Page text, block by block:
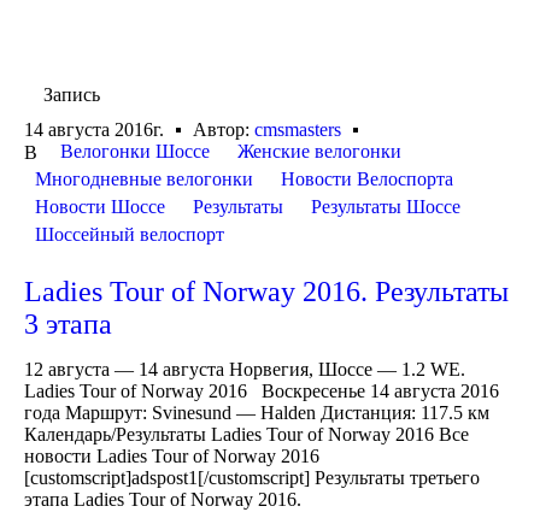
Запись
14 августа 2016г.
Автор: cmsmasters
В
Велогонки Шоссе
Женские велогонки
Многодневные велогонки
Новости Велоспорта
Новости Шоссе
Результаты
Результаты Шоссе
Шоссейный велоспорт
Ladies Tour of Norway 2016. Результаты
3 этапа
12 августа — 14 августа Норвегия, Шоссе — 1.2 WE.
Ladies Tour of Norway 2016 Воскресенье 14 августа 2016
года Маршрут: Svinesund — Halden Дистанция: 117.5 км
Календарь/Результаты Ladies Tour of Norway 2016 Все
новости Ladies Tour of Norway 2016
[customscript]adspost1[/customscript] Результаты третьего
этапа Ladies Tour of Norway 2016.